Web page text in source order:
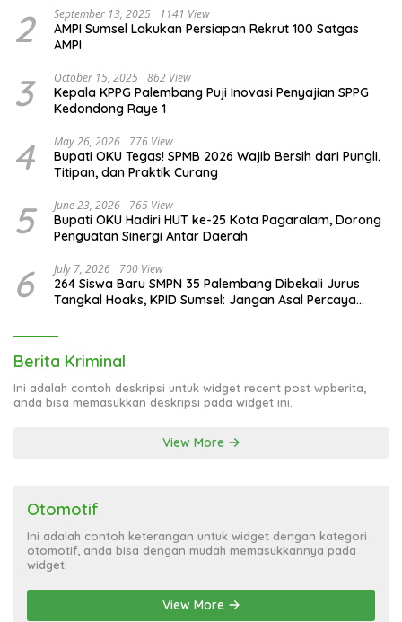
2 September 13, 2025 1141 View
AMPI Sumsel Lakukan Persiapan Rekrut 100 Satgas
AMPI
3 October 15, 2025 862 View
Kepala KPPG Palembang Puji Inovasi Penyajian SPPG
Kedondong Raye 1
4 May 26, 2026 776 View
Bupati OKU Tegas! SPMB 2026 Wajib Bersih dari Pungli,
Titipan, dan Praktik Curang
5 June 23, 2026 765 View
Bupati OKU Hadiri HUT ke-25 Kota Pagaralam, Dorong
Penguatan Sinergi Antar Daerah
6 July 7, 2026 700 View
264 Siswa Baru SMPN 35 Palembang Dibekali Jurus
Tangkal Hoaks, KPID Sumsel: Jangan Asal Percaya
Berita Kriminal
Ini adalah contoh deskripsi untuk widget recent post wpberita,
anda bisa memasukkan deskripsi pada widget ini.
View More
Otomotif
Ini adalah contoh keterangan untuk widget dengan kategori
otomotif, anda bisa dengan mudah memasukkannya pada
widget.
View More